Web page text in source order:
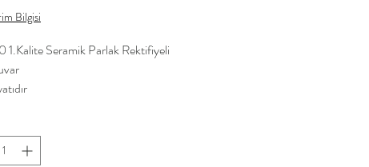
Bilgisi
1.Kalite Seramik Parlak Rektifiyeli